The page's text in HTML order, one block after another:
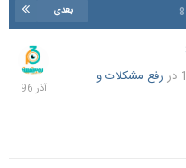
بعدی
دررفع مشکلات و
آذر